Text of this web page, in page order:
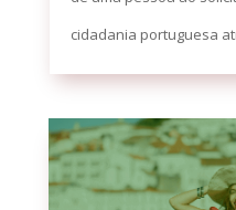
cidadania portuguesa